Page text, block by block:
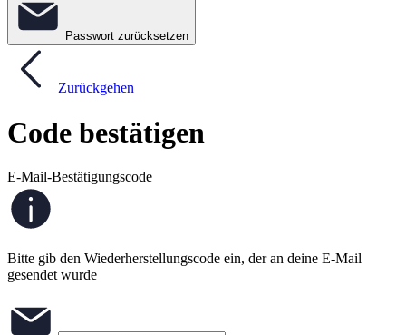
Passwort zurücksetzen
Zurückgehen
Code bestätigen
E-Mail-Bestätigungscode
Bitte gib den Wiederherstellungscode ein, der an deine E-Mail
gesendet wurde